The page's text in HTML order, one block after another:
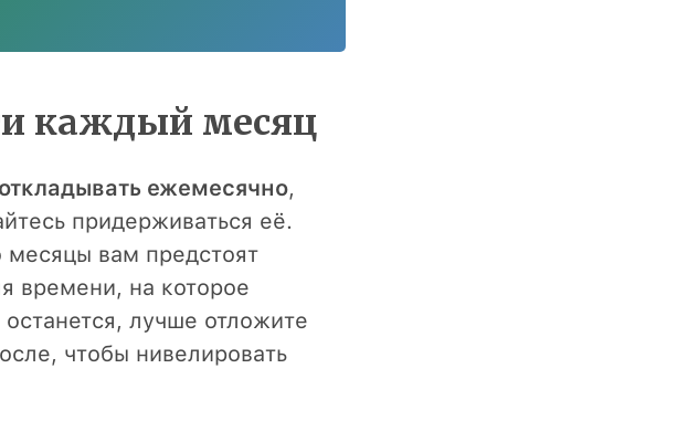
каждый месяц
ежемесячно,
придерживаться её.
месяцы вам предстоят
времени, на которое
лучше отложите
чтобы нивелировать